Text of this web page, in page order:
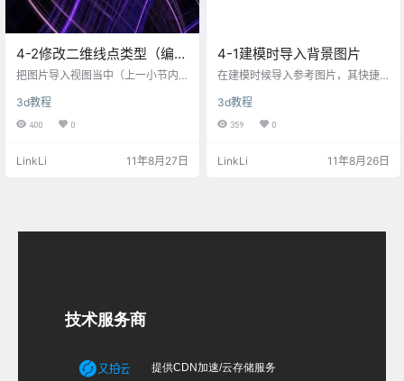
4-2修改二维线点类型（编辑
二维线）
把图片导入视图当中（上一小节内
线）”，勾画样条线（如下图动画所
示），这里注意几点内容：一般绘
制直线即可，如果直接绘制曲线，
二，绘制时可以用滚轮放大缩小图
用的点类型 1.贝塞尔角点：bezier c
3d教程
400 0
LinkLi 11年8月27日
4-1建模时导入背景图片
在建模时候导入参考图片，其快捷
面板当中读取参考图片的文件，并
设置“macth bitmap（自适应贴图本
身比例大小，导入图片后图片本身
定缩放和平移图像）”，动画操作如
3d教程
359 0
LinkLi 11年8月26日
技术服务商
提供CDN加速/云存储服务